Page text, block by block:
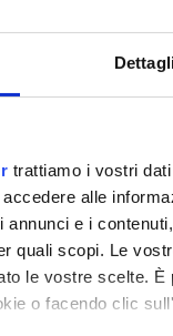
trattiamo i vostri
alle
annunci e i
quali scopi. Le
le vostre scelte.
o facendo clic
be defined